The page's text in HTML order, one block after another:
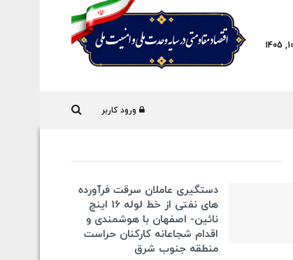
ورود کاربر
دستگیری عاملان سرقت فرآورده
های نفتی از خط لوله 16 اینچ
نائین- اصفهان با هوشمندی و
اقدام شجاعانه کارکنان حراست
منطقه جنوب شرق